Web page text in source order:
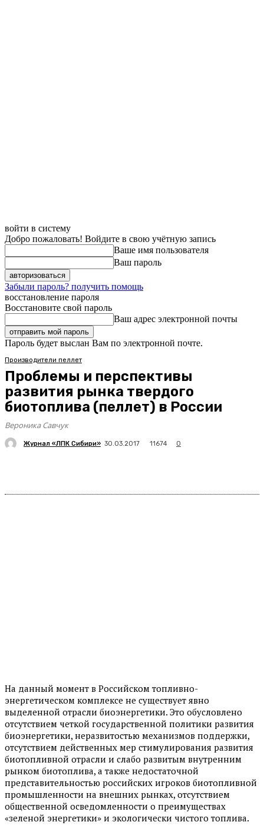
войти в систему
Добро пожаловать! Войдите в свою учётную запись
Ваше имя пользователя
Ваш пароль
Забыли пароль? получить помощь
восстановление пароля
Восстановите свой пароль
Ваш адрес электронной почты
Пароль будет выслан Вам по электронной почте.
Производители пеллет
Проблемы и перспективы
развития рынка твердого
биотоплива (пеллет) в России
Вероника Савчук
Журнал «ЛПК Сибири» 30.03.2017 11674 0
На данный момент в Российском топливно-
энергетическом комплексе не существует явно
выделенной отрасли биоэнергетики. Это обусловлено
отсутствием четкой государственной политики развития
биоэнергетики, неразвитостью механизмов поддержки,
отсутствием действенных мер стимулирования развития
биотопливной отрасли и слабо развитым внутренним
рынком биотоплива, а также недостаточной
представительностью российских игроков биотопливной
промышленности на внешних рынках, отсутствием
общественной осведомленности о преимуществах
«зеленой энергетики» и экологически чистого топлива.